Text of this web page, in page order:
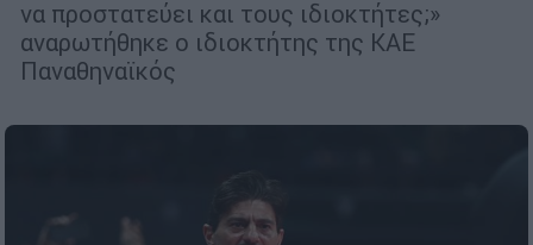
να προστατεύει και τους ιδιοκτήτες;»
αναρωτήθηκε ο ιδιοκτήτης της ΚΑΕ
Παναθηναϊκός